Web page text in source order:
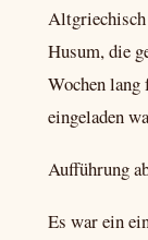
Altgriechisch
Husum, die
Wochen lang
eingeladen
Aufführung
Es war ein